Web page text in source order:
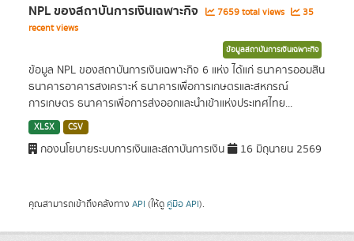
NPL ของสถาบันการเงินเฉพาะกิจ 7659 total views
35
recent views
ข้อมูลสถาบันการเงินเฉพาะกิจ
ข้อมูล NPL ของสถาบันการเงินเฉพาะกิจ 6 แห่ง ได้แก่ ธนาคารออมสิน
ธนาคารอาคารสงเคราะห์ ธนาคารเพื่อการเกษตรและสหกรณ์
การเกษตร ธนาคารเพื่อการส่งออกและนำเข้าแห่งประเทศไทย...
XLSX CSV
กองนโยบายระบบการเงินและสถาบันการเงิน 16 มิถุนายน 2569
คุณสามารถเข้าถึงคลังทาง API (ให้ดู คู่มือ API).